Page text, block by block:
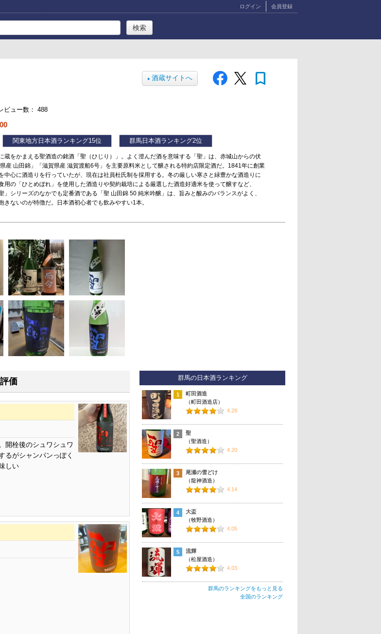
ログイン 会員登録
bookmark
▶ 酒蔵サイトへ
ビュー数： 488
関東地方日本酒ランキング15位 群馬日本酒ランキング2位
蔵をかまえる聖酒造の銘酒「聖（ひじり）」。よく澄んだ酒を意味する「聖」は、赤城山からの伏
産 山田錦」「滋賀県産 滋賀渡船6号」を主要原料米として醸される特約店限定酒だ。1841年に創業
中心に酒造りを行っていたが、現在は社員杜氏制を採用する。冬の厳しい寒さと緑豊かな酒造りに
用の「ひとめぼれ」を使用した酒造りや契約栽培による厳選した酒造好適米を使って醸すなど、
」シリーズのなかでも定番酒である「聖 山田錦 50 純米吟醸」は、旨みと酸みのバランスがよく、
ないのが特徴だ。日本酒初心者でも飲みやすい1本。
価
栓後のシュワシュワ
るがシャンパンっぽく
しい
群馬の日本酒ランキング
1
町田酒造
（町田酒造店）
4.28
2
聖
（聖酒造）
4.20
3
尾瀬の雪どけ
（龍神酒造）
4.14
4
大盃
（牧野酒造）
4.05
5
流輝
（松屋酒造）
4.03
群馬のランキングをもっと見る
全国のランキング